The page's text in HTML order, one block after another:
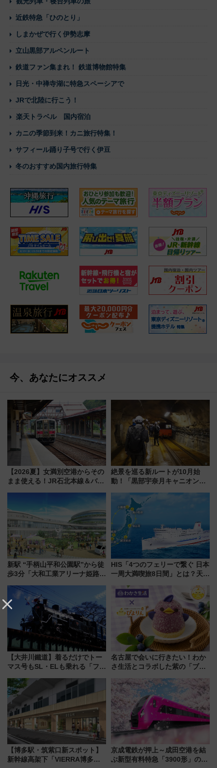
近鉄特急「ひのとり」
しまかぜで行く伊勢志摩
立山黒部アルペンルート
鉄道ファン集まれ！ 鉄道博物館特集
日光・中禅寺湖に特急スペーシアで
JRで北陸に行こう！
楽天トラベル 国内宿泊
カニの季節到来！カニ旅行特集！
サフィール踊り子号で行く伊豆
冬のおすすめ国内旅行特集
今、あなたにオススメ
【2026夏】女満別空港からその
まま使える！JR石北本線＆バス
（8/3発売）
絶景を巡る新ルートが10月始
動！「黒部宇奈月キャニオンル
ジ」がオープン
新駅 “手柄山平和公園駅”から徒
歩3分「大和工業アリーナ姫路」
大相撲巡業など 豪華イベントと
アクセス
HIS「4つのフェリーで繋ぐ 日本
一周大満喫旅8日間」とは？天橋
の絶景＆限定グルメを網羅！煩
雑な手続きも不要でお手軽に楽
しめるプランが登場
【大井川鐵道】着るだけでトー
マス号もSL・ELも乗れる「フリ
受注販売
名古屋で会いに行きたい！わか
さ生活とコラボした紫の「ブル
売
【博多駅・筑紫口新スポット】
新幹線高架下「VIERRA博多テ
京成電鉄が押上～成田空港を結
ぶ新型有料特急「3900形」のコ